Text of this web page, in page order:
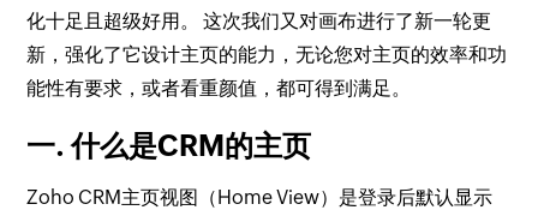
化十足且超级好用。 这次我们又对画布进行了新一轮更
新，强化了它设计主页的能力，无论您对主页的效率和功
能性有要求，或者看重颜值，都可得到满足。
一. 什么是CRM的主页
Zoho CRM主页视图（Home View）是登录后默认显示